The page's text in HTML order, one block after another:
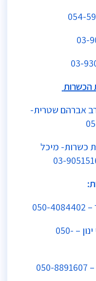
054-
03-
הכשרות
אברהם שטרית-
כשרות- מיכל
03-
–
050-4084402
–
050-
050-8891607